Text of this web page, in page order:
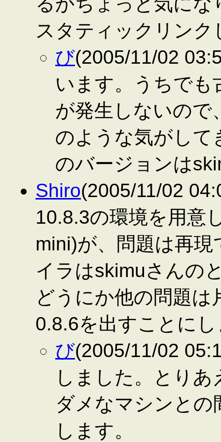
スタティックリン
び(2005/11/02
います。うちでも
が発生しないので
のような気がして
のバージョンは
Shiro(2005/11/02
10.8.3の環境を用意
mini)が、問題は再
イラはskimuさんの
どうにか他の問題
0.8.6を出すことに
び(2005/11/02
しました。とり
ダメなマシンと
します。